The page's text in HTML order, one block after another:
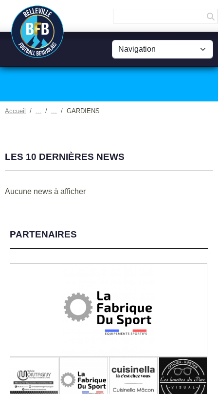
Accueil GARDIENS
LES 10 DERNIÈRES NEWS
Aucune news à afficher
PARTENAIRES
Panneau de gestion des cookies